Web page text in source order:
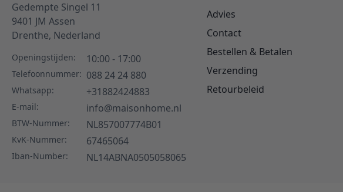
Gedempte Singel 11
9401 JM Assen
Drenthe, Nederland
Openingstijden: 10:00 - 17:00
Telefoonnummer: 088 24 24 880
Whatsapp: +31882424883
E-mail: info@maisonhome.nl
BTW-Nummer: NL857007774B01
KvK-Nummer: 67465064
Iban-Number: NL14ABNA0505058065
Advies
Contact
Bestellen & Betalen
Verzending
Retourbeleid